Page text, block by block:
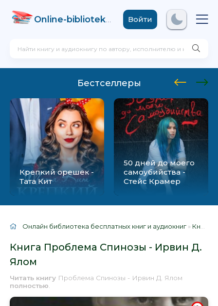
Online-biblioteka .comВойти
Бестселлеры
Крепкий орешек -
Тата Кит
50 дней до моего
самоубийства -
Стейс Крамер
Онлайн библиотека бесплатных книг и аудиокниг » Книги
Книга Проблема Спинозы - Ирвин Д.
Ялом
Читать книгу Проблема Спинозы - Ирвин Д. Ялом
полностью